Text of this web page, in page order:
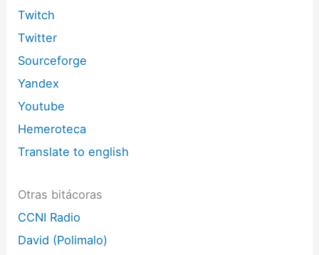
Twitch
Twitter
Sourceforge
Yandex
Youtube
Hemeroteca
Translate to english
Otras bitácoras
CCNI Radio
David (Polimalo)